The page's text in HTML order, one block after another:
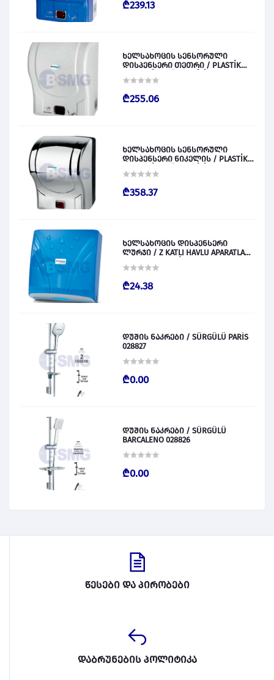
₾239.13
ხელსახოცის სენსორული
დისპენსერი თეთრი / PLASTİK
028829
₾255.06
ხელსახოცის სენსორული
დისპენსერი ნიკელის / PLASTİK
028830
₾358.37
ხელსახოცის დისპენსერი
ლურჯი / Z KATLI HAVLU APARATLARI
₾24.38
დუშის ნაკრები / SÜRGÜLÜ PARİS
028827
₾0.00
დუშის ნაკრები / SÜRGÜLÜ
BARCALENO 028826
₾0.00
წესები და პირობები
დაბრუნების პოლიტიკა